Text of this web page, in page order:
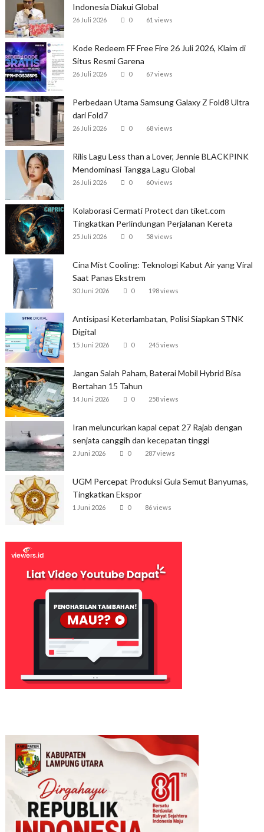
Indonesia Diakui Global
26 Juli 2026 0 61 views
Kode Redeem FF Free Fire 26 Juli 2026, Klaim di
Situs Resmi Garena
26 Juli 2026 0 67 views
Perbedaan Utama Samsung Galaxy Z Fold8 Ultra
dari Fold7
26 Juli 2026 0 68 views
Rilis Lagu Less than a Lover, Jennie BLACKPINK
Mendominasi Tangga Lagu Global
26 Juli 2026 0 60 views
Kolaborasi Cermati Protect dan tiket.com
Tingkatkan Perlindungan Perjalanan Kereta
25 Juli 2026 0 58 views
Cina Mist Cooling: Teknologi Kabut Air yang Viral
Saat Panas Ekstrem
30 Juni 2026 0 198 views
Antisipasi Keterlambatan, Polisi Siapkan STNK
Digital
15 Juni 2026 0 245 views
Jangan Salah Paham, Baterai Mobil Hybrid Bisa
Bertahan 15 Tahun
14 Juni 2026 0 258 views
Iran meluncurkan kapal cepat 27 Rajab dengan
senjata canggih dan kecepatan tinggi
2 Juni 2026 0 287 views
UGM Percepat Produksi Gula Semut Banyumas,
Tingkatkan Ekspor
1 Juni 2026 0 86 views